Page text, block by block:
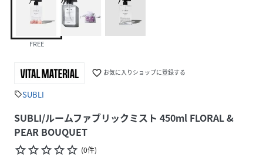
FREE
favorite_border お気に入りショップに登録する
sellSUBLI
SUBLI/ルームファブリックミスト 450ml FLORAL &
PEAR BOUQUET
star_borderstar_borderstar_borderstar_borderstar_border (0件)